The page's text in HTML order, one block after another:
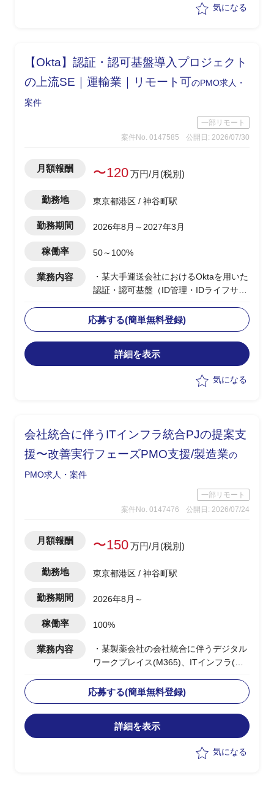
・チーム全体の推進、顧客・関係者との
・課題・リスクの早期把握と対応による
品質・納期の確保
気になる
【Okta】認証・認可基盤導入プロジェクト
の上流SE｜運輸業｜リモート可のPMO求人・
案件
一部リモート
案件No. 0147585
公開日: 2026/07/30
月額報酬 〜120万円/月(税別)
勤務地 東京都港区 / 神谷町駅
勤務期間 2026年8月～2027年3月
稼働率 50～100%
業務内容
・某大手運送会社におけるOktaを用いた
認証・認可基盤（ID管理・IDライフサイ
・ベンダー側の上流SE／PL・アーキテ
クトクラス
※知見あるメンバークラスも可
・IDフロー概要の整理・要件定義のリー
・9月以降の詳細設計・POC（機能検
・技術実装のレビュー・統制
・ToBe像の策定、運用設計、役割分担の
応募する(簡単無料登録)
詳細を表示
気になる
会社統合に伴うITインフラ統合PJの提案支
援〜改善実行フェーズPMO支援/製造業の
PMO求人・案件
一部リモート
案件No. 0147476
公開日: 2026/07/24
月額報酬 〜150万円/月(税別)
勤務地 東京都港区 / 神谷町駅
勤務期間 2026年8月～
稼働率 100%
業務内容
・某製薬会社の会社統合に伴うデジタル
ワークプレイス(M365)、ITインフラ(ネ
ZTNA)の統合PJ
・早期効果創出に向け効果の高いインフ
ラ課題から着手する改善実行フェーズ
・8月〜先行してプリセールス(提案書作
・10月〜立ち上がった改善実行フェーズ
応募する(簡単無料登録)
詳細を表示
気になる